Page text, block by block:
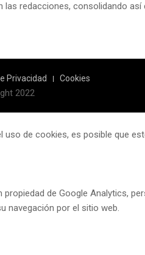
redacciones, consolidando
Privacidad Cookies
2022
de cookies, es posible que
de Google Analytics,
navegación por el sitio web.